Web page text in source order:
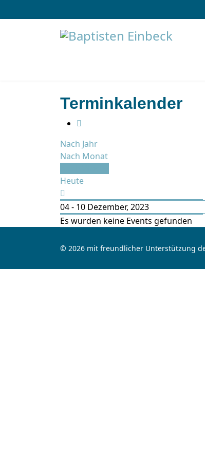
Terminkalender
Nach Jahr
Nach Monat
Heute
04 - 10 Dezember, 2023
Es wurden keine Events gefunden
© 2026 mit freundlicher Unterstützung